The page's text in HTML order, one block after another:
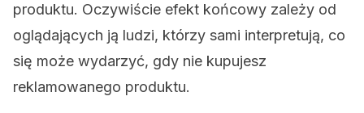
produktu. Oczywiście efekt końcowy zależy od
oglądających ją ludzi, którzy sami interpretują, co
się może wydarzyć, gdy nie kupujesz
reklamowanego produktu.